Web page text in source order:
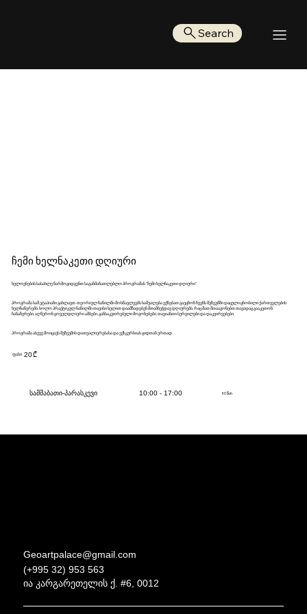
Search
ჩემი ხელნაკეთი დღიური
ხელოვნების სასახლე წარმოგიდგენთ საგანმანათლებლო პროგრამას "ჩემი ხელნაკეთი დღიური".
პროგრამა სამ ეტაპიანი გახლავთ. თეორიულ ნაწილში მოსწავლეებს საშუალება ექნებათ გაეცნონ ჩვენს მუზეუმში დაცული ცნობილი ქართველების
ხელნაწერებს, ხოლო პრაქტიკულ ნაწილში თავისი ხელით დაამზადებენ შთამბეჭდავ დღიურებს, რაც მათ შთააგონებთ თავადაც გააკეთონ
ჩანაწერები, აღწერონ ყოველდღიური ამბები, განსაკუთრებული მოგონებები, თავიანთი სურვილები და დაკვირვებები.
პროგრამა ასევე მოიცავს მუზეუმის დათვალიერებასა და ექსკურსიას გიდთან ერთად.
ფასი: 20₾
სამშაბათი-პარასკევი 10:00 - 17:00 60 წთ.
Geoartpalace@gmail.com
(+995 32) 953 563
ია კარგარეთელის ქ. #6, 0012